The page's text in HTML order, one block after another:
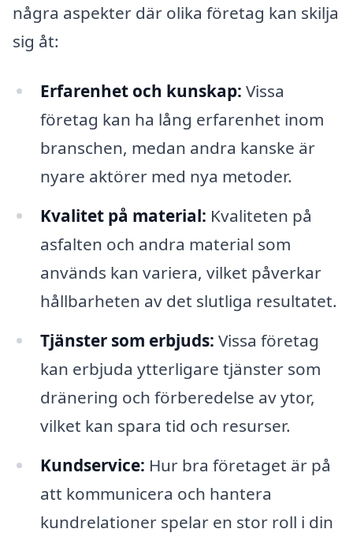
några aspekter där olika företag kan skilja
sig åt:
Erfarenhet och kunskap: Vissa
företag kan ha lång erfarenhet inom
branschen, medan andra kanske är
nyare aktörer med nya metoder.
Kvalitet på material: Kvaliteten på
asfalten och andra material som
används kan variera, vilket påverkar
hållbarheten av det slutliga resultatet.
Tjänster som erbjuds: Vissa företag
kan erbjuda ytterligare tjänster som
dränering och förberedelse av ytor,
vilket kan spara tid och resurser.
Kundservice: Hur bra företaget är på
att kommunicera och hantera
kundrelationer spelar en stor roll i din